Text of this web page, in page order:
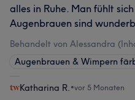
alles in Ruhe. Man fühlt
Augenbrauen sind
Behandelt von Alessandra
Augenbrauen & Wimpern
Katharina R. •vor 5 Monaten